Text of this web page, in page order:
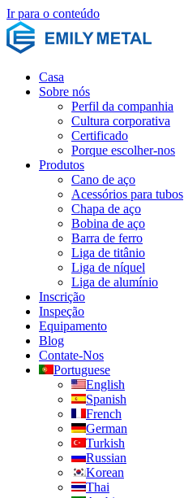
Ir para o conteúdo
Casa
Sobre nós
Perfil da companhia
Cultura corporativa
Certificado
Porque escolher-nos
Produtos
Cano de aço
Acessórios para tubos
Chapa de aço
Bobina de aço
Barra de ferro
Liga de titânio
Liga de níquel
Liga de alumínio
Inscrição
Inspeção
Equipamento
Blog
Contate-Nos
Portuguese
English
Spanish
French
German
Turkish
Russian
Korean
Thai